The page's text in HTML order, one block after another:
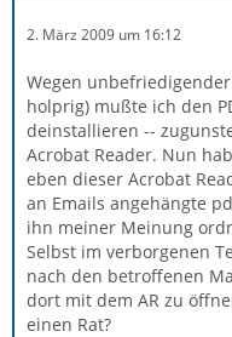
2. März 2009 um 16:12
Wegen
holprig) mußte ich den
deinstallieren --
Acrobat Reader. Nun
eben dieser Acrobat
an Emails angehängte
ihn meiner Meinung
Selbst im verborgenen
nach den betroffenen
dort mit dem AR zu
einen Rat?